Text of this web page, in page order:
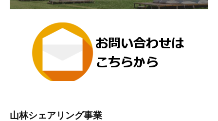
山林シェアリング事業